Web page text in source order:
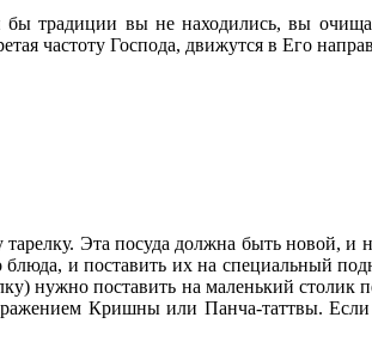
традиции вы не находились, вы
частоту Господа, движутся в Его
Эта посуда должна быть новой, и
и поставить их на специальный
нужно поставить на маленький
Кришны или Панча-таттвы. Если